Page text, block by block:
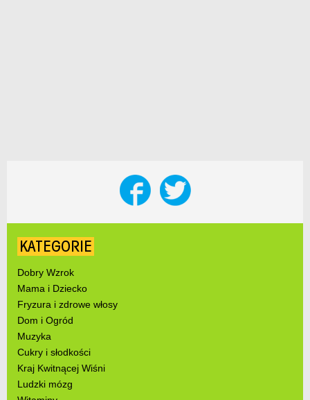
KATEGORIE
Dobry Wzrok
Mama i Dziecko
Fryzura i zdrowe włosy
Dom i Ogród
Muzyka
Cukry i słodkości
Kraj Kwitnącej Wiśni
Ludzki mózg